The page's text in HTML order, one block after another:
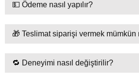
💵 Ödeme nasıl yapılır?
🎁 Teslimat siparişi vermek mümkün
🔁 Deneyimi nasıl değiştirilir?